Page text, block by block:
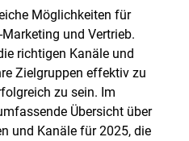
Möglichkeiten für
und Vertrieb.
richtigen Kanäle und
Zielgruppen effektiv zu
zu sein. Im
Übersicht über
und Kanäle für 2025, die